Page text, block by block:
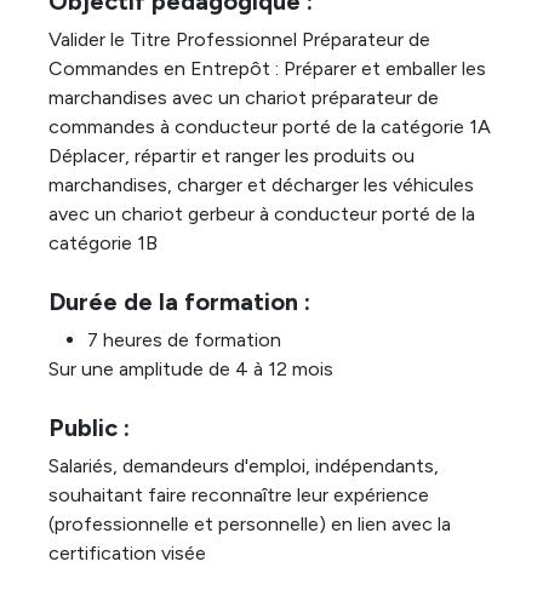
Valider le Titre Professionnel Préparateur de
Commandes en Entrepôt : Préparer et emballer les
marchandises avec un chariot préparateur de
commandes à conducteur porté de la catégorie 1A
Déplacer, répartir et ranger les produits ou
marchandises, charger et décharger les véhicules
avec un chariot gerbeur à conducteur porté de la
catégorie 1B
Durée de la formation :
7 heures de formation
Sur une amplitude de 4 à 12 mois
Public :
Salariés, demandeurs d'emploi, indépendants,
souhaitant faire reconnaître leur expérience
(professionnelle et personnelle) en lien avec la
certification visée